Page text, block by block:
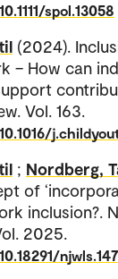
spol.13058
(2024).
– How can
Vol. 163.
; Nordberg,
of
inclusion?.
2025.